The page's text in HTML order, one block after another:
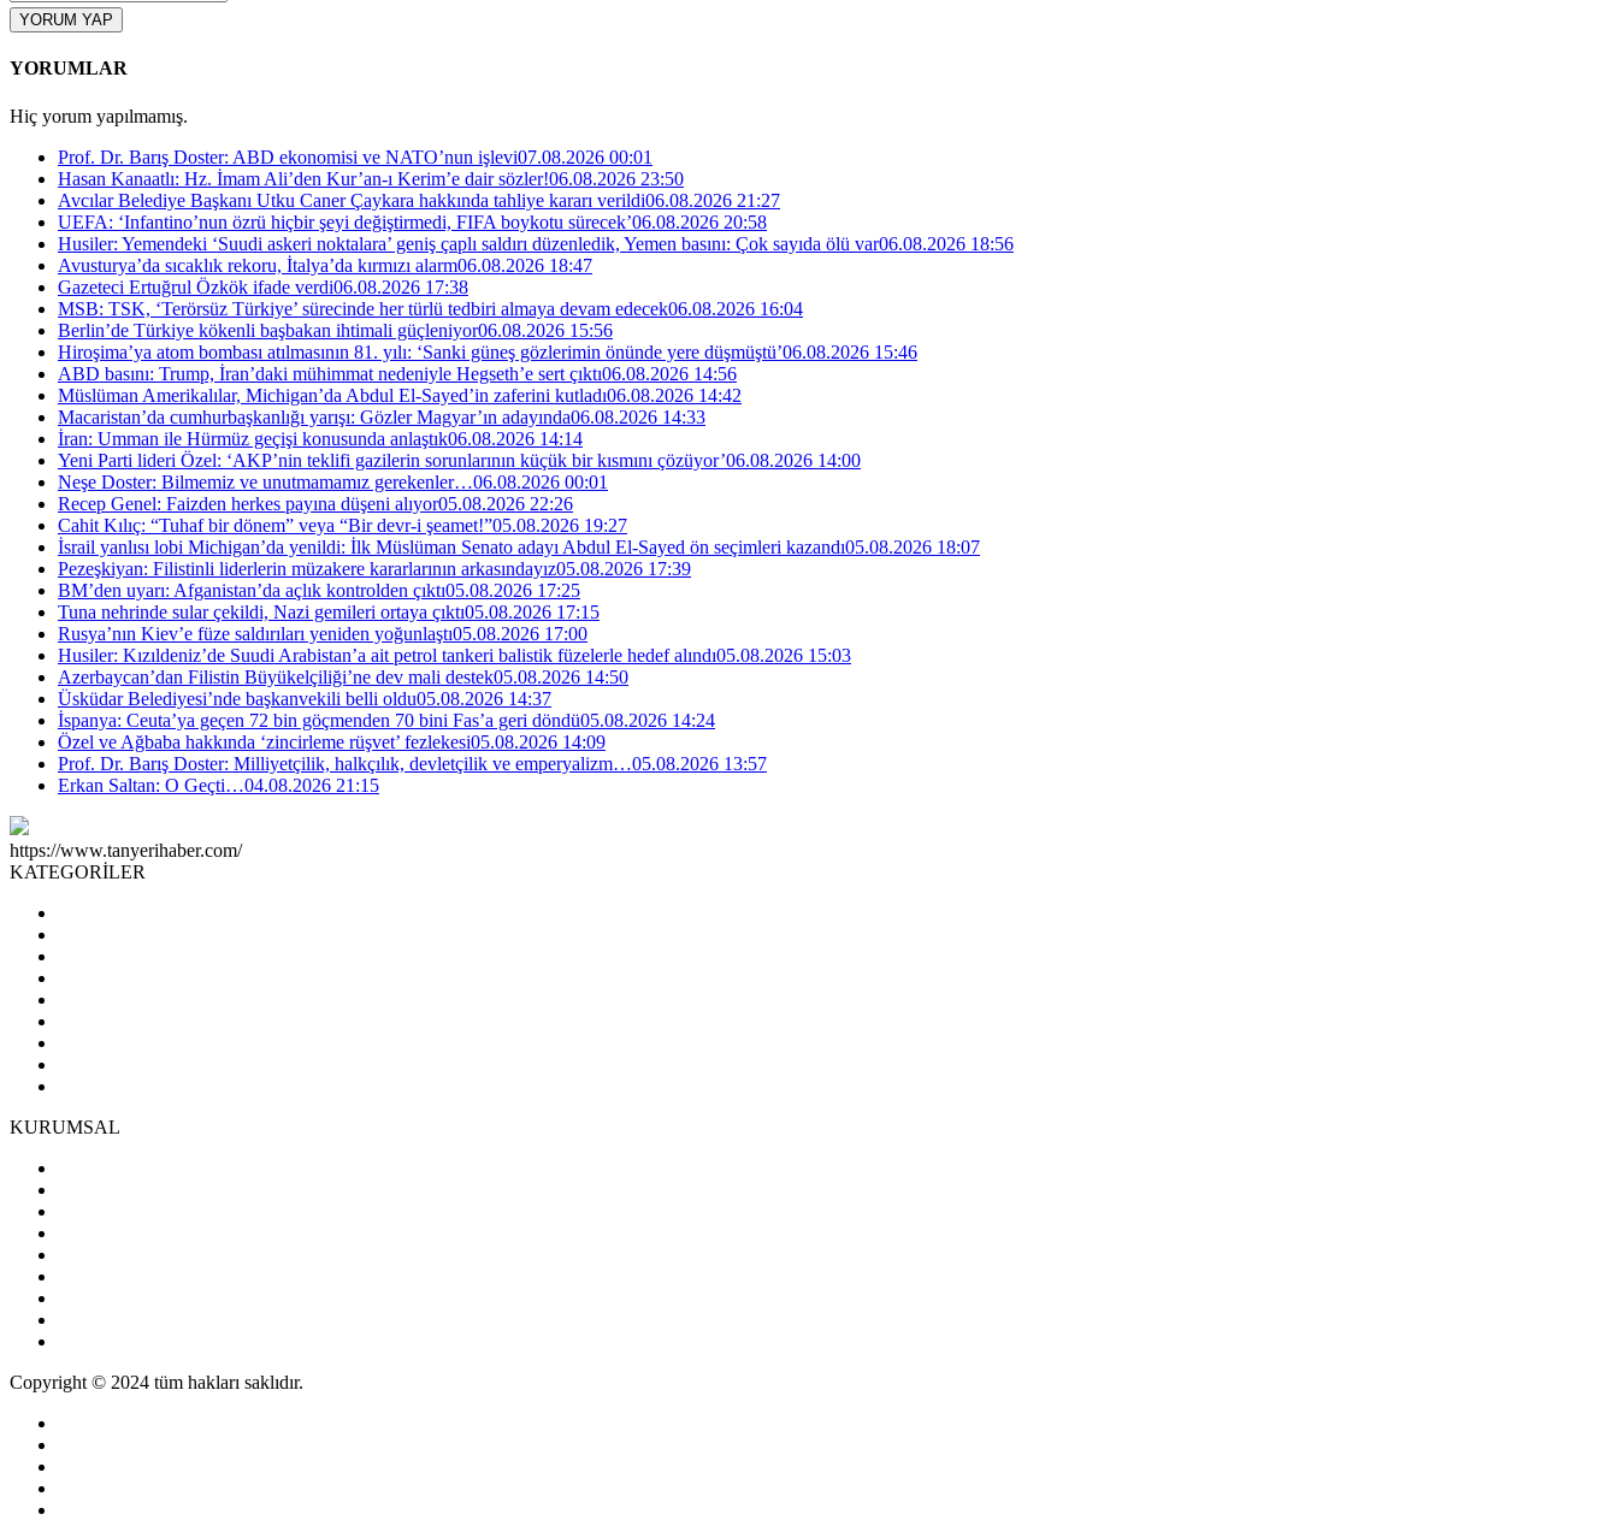
YORUM YAP
YORUMLAR
Hiç yorum yapılmamış.
Prof. Dr. Barış Doster: ABD ekonomisi ve NATO’nun işlevi07.08.2026 00:01
Hasan Kanaatlı: Hz. İmam Ali’den Kur’an-ı Kerim’e dair sözler!06.08.2026 23:50
Avcılar Belediye Başkanı Utku Caner Çaykara hakkında tahliye kararı verildi06.08.2026 21:27
UEFA: ‘Infantino’nun özrü hiçbir şeyi değiştirmedi, FIFA boykotu sürecek’06.08.2026 20:58
Husiler: Yemendeki ‘Suudi askeri noktalara’ geniş çaplı saldırı düzenledik, Yemen basını: Çok sayıda ölü var06.08.2026 18:56
Avusturya’da sıcaklık rekoru, İtalya’da kırmızı alarm06.08.2026 18:47
Gazeteci Ertuğrul Özkök ifade verdi06.08.2026 17:38
MSB: TSK, ‘Terörsüz Türkiye’ sürecinde her türlü tedbiri almaya devam edecek06.08.2026 16:04
Berlin’de Türkiye kökenli başbakan ihtimali güçleniyor06.08.2026 15:56
Hiroşima’ya atom bombası atılmasının 81. yılı: ‘Sanki güneş gözlerimin önünde yere düşmüştü’06.08.2026 15:46
ABD basını: Trump, İran’daki mühimmat nedeniyle Hegseth’e sert çıktı06.08.2026 14:56
Müslüman Amerikalılar, Michigan’da Abdul El-Sayed’in zaferini kutladı06.08.2026 14:42
Macaristan’da cumhurbaşkanlığı yarışı: Gözler Magyar’ın adayında06.08.2026 14:33
İran: Umman ile Hürmüz geçişi konusunda anlaştık06.08.2026 14:14
Yeni Parti lideri Özel: ‘AKP’nin teklifi gazilerin sorunlarının küçük bir kısmını çözüyor’06.08.2026 14:00
Neşe Doster: Bilmemiz ve unutmamamız gerekenler…06.08.2026 00:01
Recep Genel: Faizden herkes payına düşeni alıyor05.08.2026 22:26
Cahit Kılıç: “Tuhaf bir dönem” veya “Bir devr-i şeamet!”05.08.2026 19:27
İsrail yanlısı lobi Michigan’da yenildi: İlk Müslüman Senato adayı Abdul El-Sayed ön seçimleri kazandı05.08.2026 18:07
Pezeşkiyan: Filistinli liderlerin müzakere kararlarının arkasındayız05.08.2026 17:39
BM’den uyarı: Afganistan’da açlık kontrolden çıktı05.08.2026 17:25
Tuna nehrinde sular çekildi, Nazi gemileri ortaya çıktı05.08.2026 17:15
Rusya’nın Kiev’e füze saldırıları yeniden yoğunlaştı05.08.2026 17:00
Husiler: Kızıldeniz’de Suudi Arabistan’a ait petrol tankeri balistik füzelerle hedef alındı05.08.2026 15:03
Azerbaycan’dan Filistin Büyükelçiliği’ne dev mali destek05.08.2026 14:50
Üsküdar Belediyesi’nde başkanvekili belli oldu05.08.2026 14:37
İspanya: Ceuta’ya geçen 72 bin göçmenden 70 bini Fas’a geri döndü05.08.2026 14:24
Özel ve Ağbaba hakkında ‘zincirleme rüşvet’ fezlekesi05.08.2026 14:09
Prof. Dr. Barış Doster: Milliyetçilik, halkçılık, devletçilik ve emperyalizm…05.08.2026 13:57
Erkan Saltan: O Geçti…04.08.2026 21:15
https://www.tanyerihaber.com/
KATEGORİLER
KURUMSAL
Copyright © 2024 tüm hakları saklıdır.